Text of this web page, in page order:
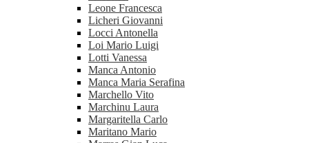
Leone Francesca
Licheri Giovanni
Locci Antonella
Loi Mario Luigi
Lotti Vanessa
Manca Antonio
Manca Maria Serafina
Marchello Vito
Marchinu Laura
Margaritella Carlo
Maritano Mario